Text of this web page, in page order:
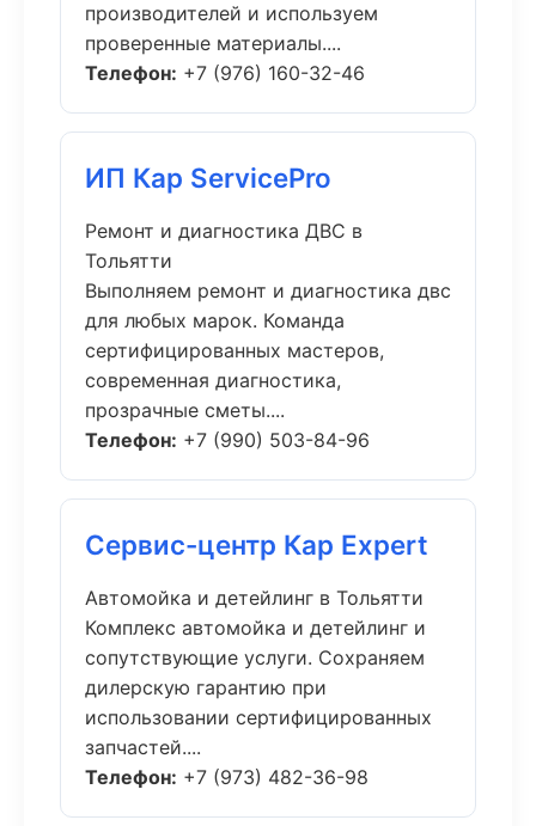
производителей и используем
проверенные материалы....
Телефон: +7 (976) 160-32-46
ИП Кар ServicePro
Ремонт и диагностика ДВС в
Тольятти
Выполняем ремонт и диагностика двс
для любых марок. Команда
сертифицированных мастеров,
современная диагностика,
прозрачные сметы....
Телефон: +7 (990) 503-84-96
Сервис-центр Кар Expert
Автомойка и детейлинг в Тольятти
Комплекс автомойка и детейлинг и
сопутствующие услуги. Сохраняем
дилерскую гарантию при
использовании сертифицированных
запчастей....
Телефон: +7 (973) 482-36-98